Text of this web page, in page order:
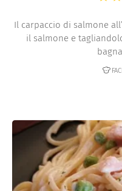
Il carpaccio di salmone
il salmone e